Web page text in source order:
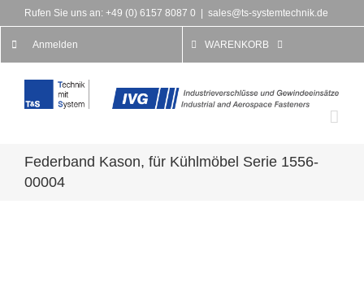
Rufen Sie uns an: +49 (0) 6157 8087 0 sales@ts-systemtechnik.de
Anmelden WARENKORB
Federband Kason, für Kühlmöbel Serie 1556-
00004